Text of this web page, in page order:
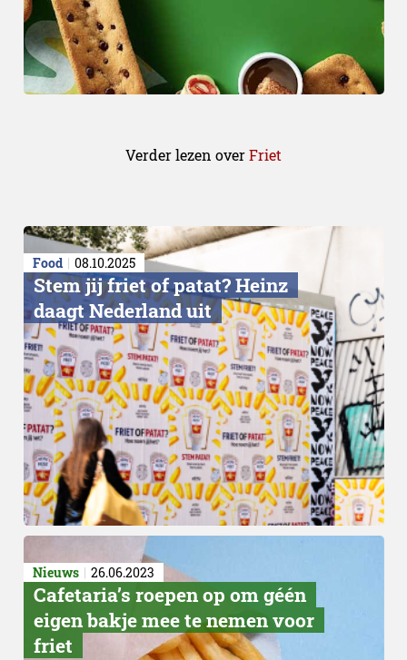
Verder lezen overFriet
Food 08.10.2025
Stem jij friet of patat? Heinz
daagt Nederland uit
Nieuws 26.06.2023
Cafetaria’s roepen op om géén
eigen bakje mee te nemen voor
friet